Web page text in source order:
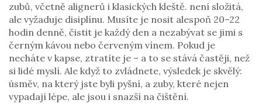
zubů, včetně alignerů i klasických kleště. není složitá,
ale vyžaduje disiplínu. Musíte je nosit alespoň 20–22
hodin denně, čistit je každý den a nezabývat se jimi s
černým kávou nebo červeným vínem. Pokud je
necháte v kapse, ztratíte je – a to se stává častěji, než
si lidé myslí. Ale když to zvládnete, výsledek je skvělý:
úsměv, na který jste byli pyšní, a zuby, které nejen
vypadají lépe, ale jsou i snazší na čištění.